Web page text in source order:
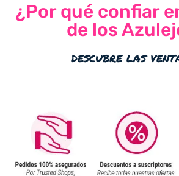
¿Por qué confiar
de los
descubre las